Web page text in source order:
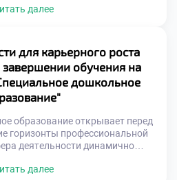
профессиональный взгляд
когнитивные механизмы.
в практические
сама […]
далее
для карьерного роста
обучения на
дошкольное
образование открывает перед
горизонты профессиональной
деятельности динамично
становится надежным
далее